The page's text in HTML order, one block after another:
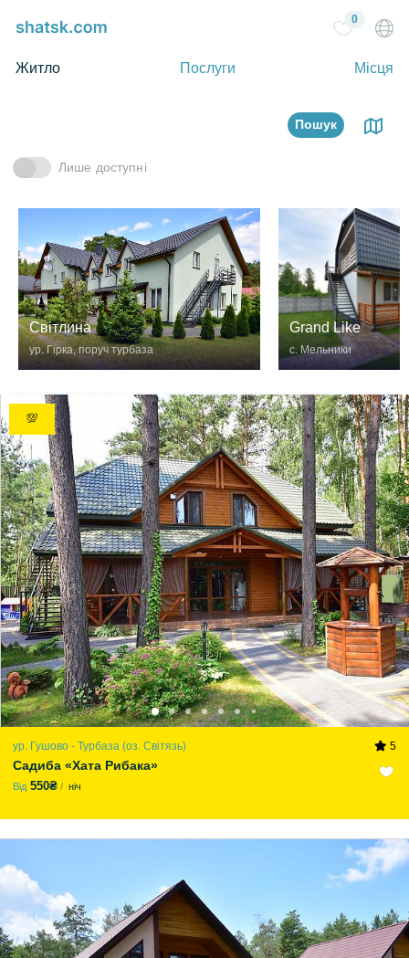
Житло Послуги Місця
0
Пошук
Лише доступні
Світлина
ур. Гірка, поруч турбаза
Grand Like
с. Мельники
💯
ур. Гушово - Турбаза (оз. Світязь) 5
Садиба «Хата Рибака»
Від 550₴ ніч